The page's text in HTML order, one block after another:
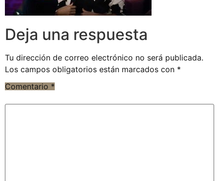
Deja una respuesta
Tu dirección de correo electrónico no será publicada.
Los campos obligatorios están marcados con *
Comentario *